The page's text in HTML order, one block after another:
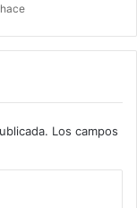
Los campos